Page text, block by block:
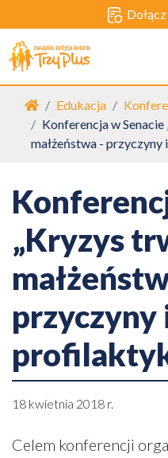
Strona główna
Edukacja
Konferencja w
małżeństwa - przyczyny
„Kryzys
przyczyny
18 kwietnia 2018 r.
Celem konferencji